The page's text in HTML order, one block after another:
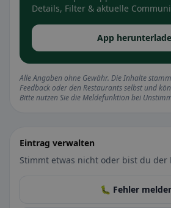
Details, Filter & aktuelle
App
Alle Angaben ohne Gewähr. Die Inhalte
Feedback oder den Restaurants selbst und
Bitte nutzen Sie die Meldefunktion bei
Eintrag verwalten
Stimmt etwas nicht oder bist du der
🐛 Fehler